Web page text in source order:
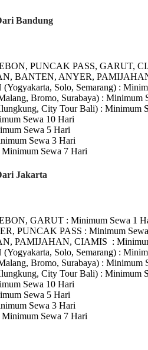
Bandung
PUNCAK PASS, GARUT,
BANTEN, ANYER,
(Yogyakarta, Solo, Semarang) :
Bromo, Surabaya) : Minimum
City Tour Bali) : Minimum
Sewa 10 Hari
Sewa 5 Hari
Sewa 3 Hari
Sewa 7 Hari
Jakarta
GARUT : Minimum Sewa 1
PUNCAK PASS : Minimum
PAMIJAHAN, CIAMIS :
(Yogyakarta, Solo, Semarang) :
Bromo, Surabaya) : Minimum
City Tour Bali) : Minimum
Sewa 10 Hari
Sewa 5 Hari
Sewa 3 Hari
Sewa 7 Hari